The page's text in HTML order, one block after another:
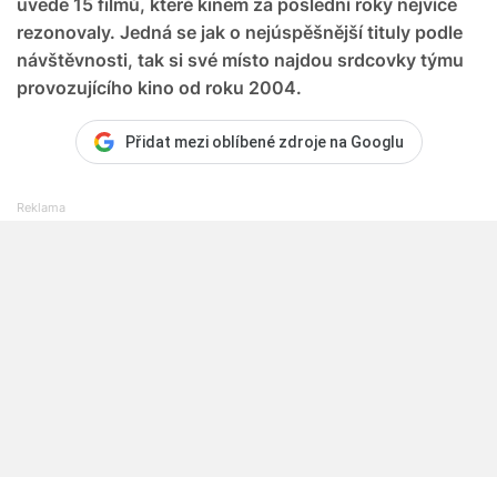
rezonovaly. Jedná se jak o nejúspěšnější tituly podle
návštěvnosti, tak si své místo najdou srdcovky týmu
provozujícího kino od roku 2004.
Přidat mezi oblíbené zdroje na Googlu